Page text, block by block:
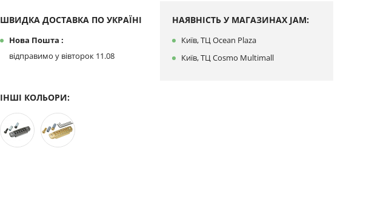
ШВИДКА ДОСТАВКА ПО УКРАЇНІ
Нова Пошта :
відправимо у вівторок 11.08
ІНШІ КОЛЬОРИ:
НАЯВНІСТЬ У МАГАЗИНАХ JAM:
Київ, ТЦ Ocean Plaza
Київ, ТЦ Cosmo Multimall